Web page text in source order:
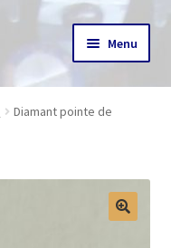
Menu
Diamant pointe de